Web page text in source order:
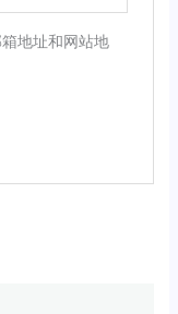
地址和网站地